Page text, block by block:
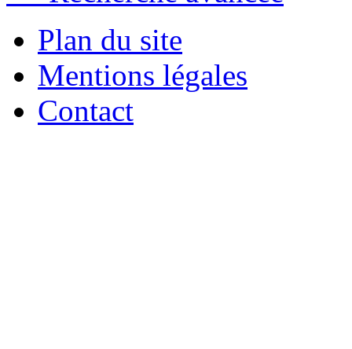
Plan du site
Mentions légales
Contact